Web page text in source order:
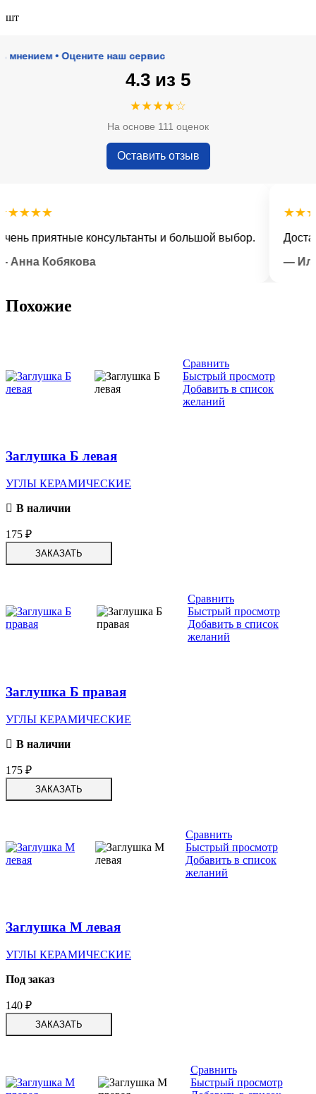
шт
• Оцените наш сервис
4.3 из 5
★★★★☆
На основе 111 оценок
Оставить отзыв
приятные консультанты и большой выбор.
Кобякова
★★★★★
Доставка
— Илья
Похожие
Сравнить
Быстрый просмотр
Добавить в список
желаний
Заглушка Б левая
УГЛЫ КЕРАМИЧЕСКИЕ
В наличии
175 ₽
ЗАКАЗАТЬ
Сравнить
Быстрый просмотр
Добавить в список
желаний
Заглушка Б правая
УГЛЫ КЕРАМИЧЕСКИЕ
В наличии
175 ₽
ЗАКАЗАТЬ
Сравнить
Быстрый просмотр
Добавить в список
желаний
Заглушка М левая
УГЛЫ КЕРАМИЧЕСКИЕ
Под заказ
140 ₽
ЗАКАЗАТЬ
Сравнить
Быстрый просмотр